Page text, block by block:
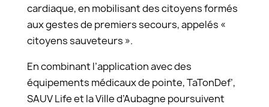
cardiaque, en mobilisant des citoyens formés
aux gestes de premiers secours, appelés «
citoyens sauveteurs ».
En combinant l’application avec des
équipements médicaux de pointe, TaTonDef’,
SAUV Life et la Ville d’Aubagne poursuivent